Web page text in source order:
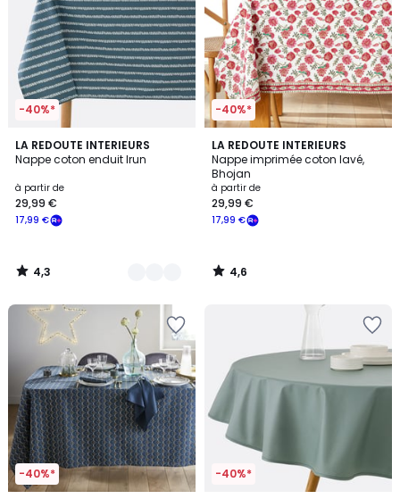
-40%*
LA REDOUTE INTERIEURS
Nappe coton enduit Irun
à partir de
17,99 €
29,99 €
4,3
/ 5
3
Couleurs
4,3
/
-40%*
LA REDOUTE INTERIEURS
Nappe imprimée coton lavé,
Bhojan
à partir de
17,99 €
29,99 €
4,6
/ 5
4,6
/
-40%* -40%*